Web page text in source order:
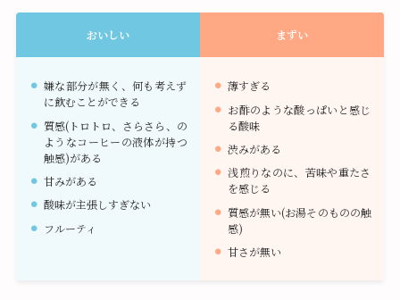
おいしい まずい
嫌な部分が無く、何も考えず
に飲むことができる
質感(トロトロ、さらさら、の
ようなコーヒーの液体が持つ
触感)がある
甘みがある
酸味が主張しすぎない
フルーティ
薄すぎる
お酢のような酸っぱいと感じ
る酸味
渋みがある
浅煎りなのに、苦味や重たさ
を感じる
質感が無い(お湯そのものの触
感)
甘さが無い